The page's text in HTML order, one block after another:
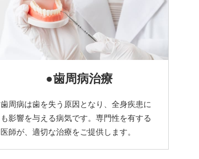
●歯周病治療
歯周病は歯を失う原因となり、全身疾患に
も影響を与える病気です。専門性を有する
医師が、適切な治療をご提供します。